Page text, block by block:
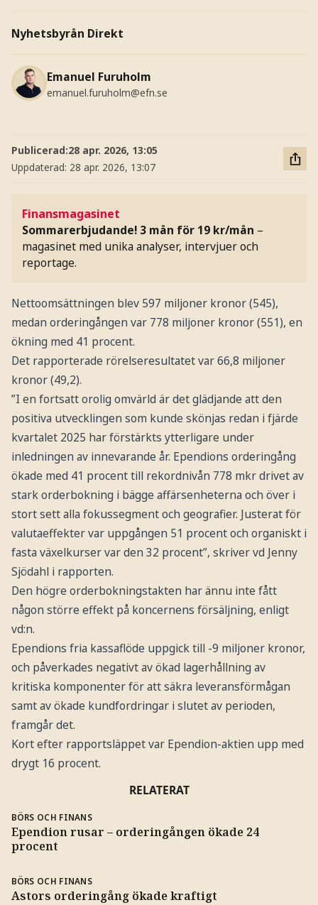
Nyhetsbyrån Direkt
Emanuel Furuholm
emanuel.furuholm@efn.se
Publicerad:28 apr. 2026, 13:05
Uppdaterad: 28 apr. 2026, 13:07
Finansmagasinet
Sommarerbjudande! 3 mån för 19 kr/mån –
magasinet med unika analyser, intervjuer och
reportage.
Nettoomsättningen blev 597 miljoner kronor (545),
medan orderingången var 778 miljoner kronor (551), en
ökning med 41 procent.
Det rapporterade rörelseresultatet var 66,8 miljoner
kronor (49,2).
”I en fortsatt orolig omvärld är det glädjande att den
positiva utvecklingen som kunde skönjas redan i fjärde
kvartalet 2025 har förstärkts ytterligare under
inledningen av innevarande år. Ependions orderingång
ökade med 41 procent till rekordnivån 778 mkr drivet av
stark orderbokning i bägge affärsenheterna och över i
stort sett alla fokussegment och geografier. Justerat för
valutaeffekter var uppgången 51 procent och organiskt i
fasta växelkurser var den 32 procent”, skriver vd Jenny
Sjödahl i rapporten.
Den högre orderbokningstakten har ännu inte fått
någon större effekt på koncernens försäljning, enligt
vd:n.
Ependions fria kassaflöde uppgick till -9 miljoner kronor,
och påverkades negativt av ökad lagerhållning av
kritiska komponenter för att säkra leveransförmågan
samt av ökade kundfordringar i slutet av perioden,
framgår det.
Kort efter rapportsläppet var Ependion-aktien upp med
drygt 16 procent.
RELATERAT
BÖRS OCH FINANS
Ependion rusar – orderingången ökade 24
procent
BÖRS OCH FINANS
Astors orderingång ökade kraftigt